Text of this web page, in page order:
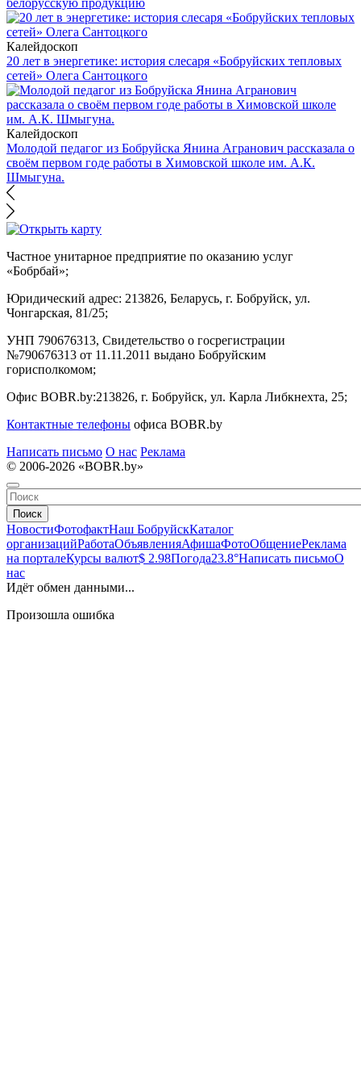
Калейдоскоп
20 лет в энергетике: история слесаря «Бобруйских тепловых
сетей» Олега Сантоцкого
Калейдоскоп
Молодой педагог из Бобруйска Янина Агранович рассказала о
своём первом годе работы в Химовской школе им. А.К.
Шмыгуна.
Частное унитарное предприятие по оказанию услуг
«Бобрбай»;
Юридический адрес: 213826, Беларусь, г. Бобруйск, ул.
Чонгарская, 81/25;
УНП 790676313, Свидетельство о госрегистрации
№790676313 от 11.11.2011 выдано Бобруйским
горисполкомом;
Офис BOBR.by:213826, г. Бобруйск, ул. Карла Либкнехта, 25;
Контактные телефоны офиса BOBR.by
Написать письмо О нас Реклама
© 2006-2026 «BOBR.by»
Поиск
НовостиФотофактНаш БобруйскКаталог
организацийРаботаОбъявленияАфишаФотоОбщениеРеклама
на порталеКурсы валют$ 2.98Погода23.8°Написать письмоО
нас
Идёт обмен данными...
Произошла ошибка